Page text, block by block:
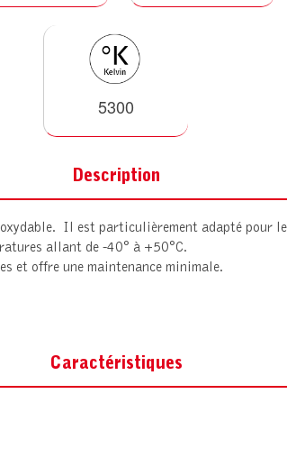
5300
Description
Il est particulièrement adapté pour
allant de -40° à +50°C.
et offre une maintenance minimale.
Caractéristiques